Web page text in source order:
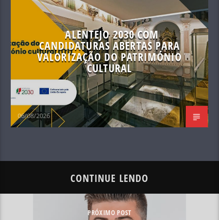
ALENTEJO 2030 COM
CANDIDATURAS ABERTAS PARA
VALORIZAÇÃO DO PATRIMÓNIO
CULTURAL
06/08/2026
CONTINUE LENDO
PRÓXIMO POST